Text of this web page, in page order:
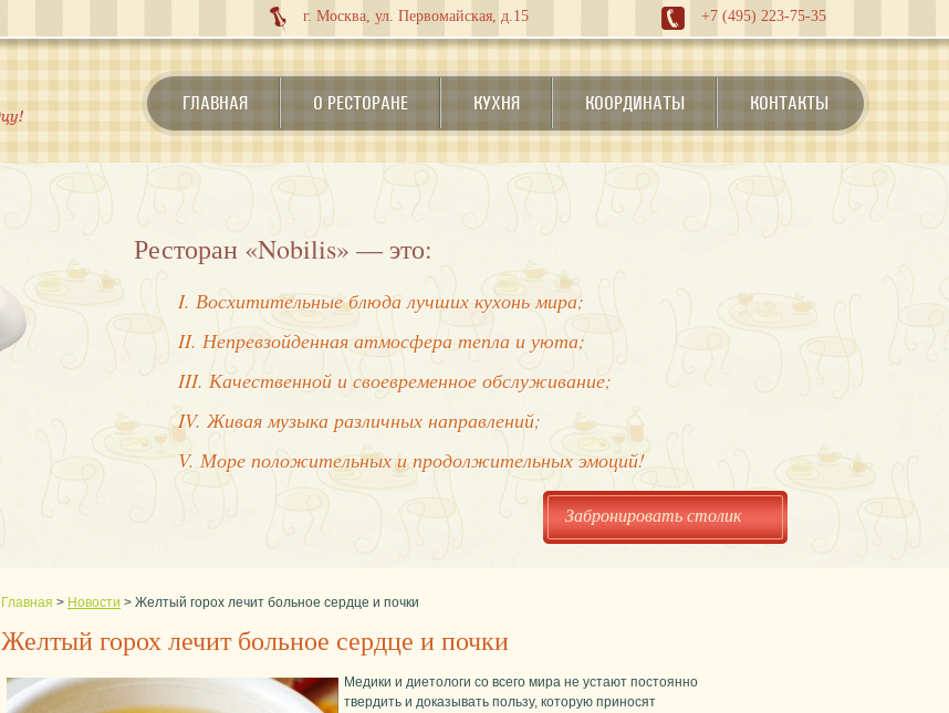
г. Москва, ул. Первомайская, д.15 +7 (495) 223-75-35
ГЛАВНАЯ О РЕСТОРАНЕ КУХНЯ КООРДИНАТЫ КОНТАКТЫ
Ресторан «Nobilis» — это:
I. Восхитительные блюда лучших кухонь мира;
II. Непревзойденная атмосфера тепла и уюта;
III. Качественной и своевременное обслуживание;
IV. Живая музыка различных направлений;
V. Море положительных и продолжительных эмоций!
Забронировать столик
Главная > Новости > Желтый горох лечит больное сердце и почки
Желтый горох лечит больное сердце и почки
Медики и диетологи со всего мира не устают постоянно
твердить и доказывать пользу, которую приносят